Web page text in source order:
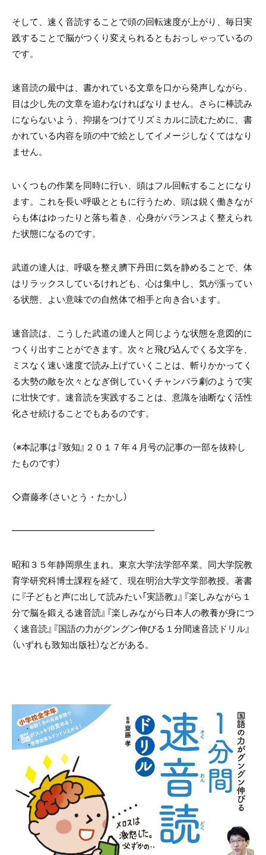
そして、速く音読することで頭の回転速度が上がり、毎日実
践することで脳がつくり変えられるともおっしゃっているの
です。
速音読の最中は、書かれている文章を口から発声しながら、
目は少し先の文章を追わなければなりません。さらに棒読み
にならないよう、抑揚をつけてリズミカルに読むために、書
かれている内容を頭の中で絵としてイメージしなくてはなり
ません。
いくつもの作業を同時に行い、頭はフル回転することになり
ます。これを長い呼吸とともに行うため、頭は鋭く働きなが
らも体はゆったりと落ち着き、心身がバランスよく整えられ
た状態になるのです。
武道の達人は、呼吸を整え臍下丹田に気を静めることで、体
はリラックスしているけれども、心は集中し、気が漲ってい
る状態、よい意味での自然体で相手と向き合います。
速音読は、こうした武道の達人と同じような状態を意図的に
つくり出すことができます。次々と飛び込んでくる文字を、
ミスなく速い速度で読み上げていくことは、斬りかかってく
る大勢の敵を次々となぎ倒していくチャンバラ劇のようで実
に壮快です。速音読を実践することは、意識を油断なく活性
化させ続けることでもあるのです。
（※本記事は『致知』２０１７年４月号の記事の一部を抜粋し
たものです）
◇齋藤孝（さいとう・たかし）
━━━━━━━━━━━━━━━━
昭和３５年静岡県生まれ。東京大学法学部卒業。同大学院教
育学研究科博士課程を経て、現在明治大学文学部教授。著書
に『子どもと声に出して読みたい「実語教」』『楽しみながら１
分で脳を鍛える速音読』『楽しみながら日本人の教養が身につ
く速音読』『国語の力がグングン伸びる１分間速音読ドリル』
（いずれも致知出版社）などがある。